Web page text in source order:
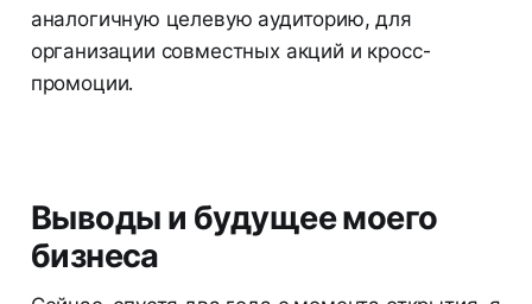
аналогичную целевую аудиторию, для
организации совместных акций и кросс-
промоции.
Выводы и будущее моего
бизнеса